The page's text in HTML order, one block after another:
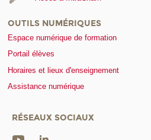
OUTILS NUMÉRIQUES
Espace numérique de formation
Portail élèves
Horaires et lieux d'enseignement
Assistance numérique
RÉSEAUX SOCIAUX